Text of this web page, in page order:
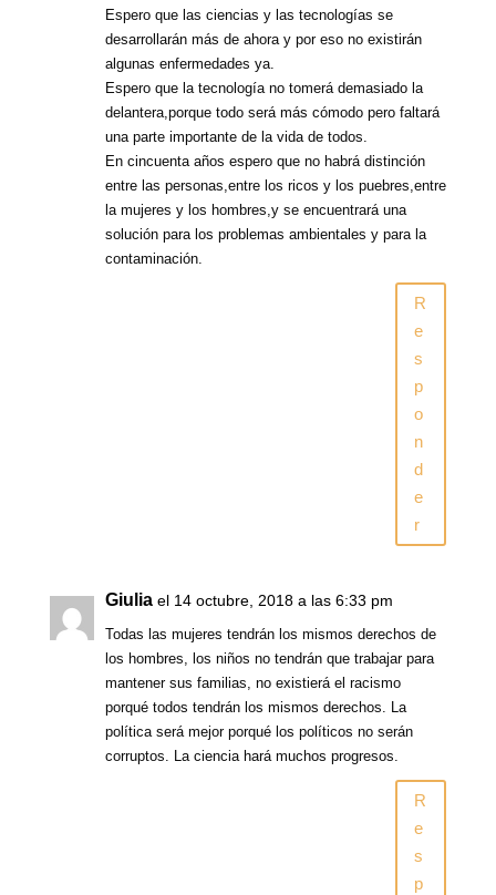
Espero que las ciencias y las tecnologías se
desarrollarán más de ahora y por eso no existirán
algunas enfermedades ya.
Espero que la tecnología no tomerá demasiado la
delantera,porque todo será más cómodo pero faltará
una parte importante de la vida de todos.
En cincuenta años espero que no habrá distinción
entre las personas,entre los ricos y los puebres,entre
la mujeres y los hombres,y se encuentrará una
solución para los problemas ambientales y para la
contaminación.
R
e
s
p
o
n
d
e
r
Giulia el 14 octubre, 2018 a las 6:33 pm
Todas las mujeres tendrán los mismos derechos de
los hombres, los niños no tendrán que trabajar para
mantener sus familias, no existierá el racismo
porqué todos tendrán los mismos derechos. La
política será mejor porqué los políticos no serán
corruptos. La ciencia hará muchos progresos.
R
e
s
p